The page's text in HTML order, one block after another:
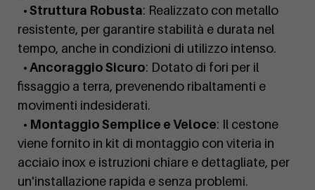
• Struttura Robusta: Realizzato con metallo
resistente, per garantire stabilità e durata nel
tempo, anche in condizioni di utilizzo intenso.
• Ancoraggio Sicuro: Dotato di fori per il
fissaggio a terra, prevenendo ribaltamenti e
movimenti indesiderati.
• Montaggio Semplice e Veloce: Il cestone
viene fornito in kit di montaggio con viteria in
acciaio inox e istruzioni chiare e dettagliate, per
un'installazione rapida e senza problemi.